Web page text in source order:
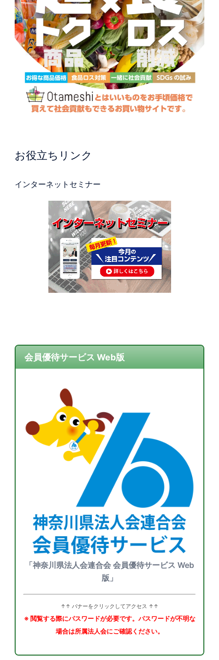
お役立ちリンク
インターネットセミナー
会員優待サービス Web版
「神奈川県法人会連合会 会員優待サービス Web
版」
↑↑ バナーをクリックしてアクセス ↑↑
※ 閲覧する際にパスワードが必要です。パスワードが不明な
場合は所属法人会にご確認ください。